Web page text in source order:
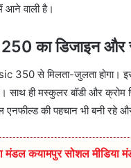
आने वाली है।
का डिजाइन और
से मिलता-जुलता होगा।
ही मस्कुलर बॉडी और
एनफील्ड की पहचान भी बनी रहे
मंडल कयामपुर सोशल